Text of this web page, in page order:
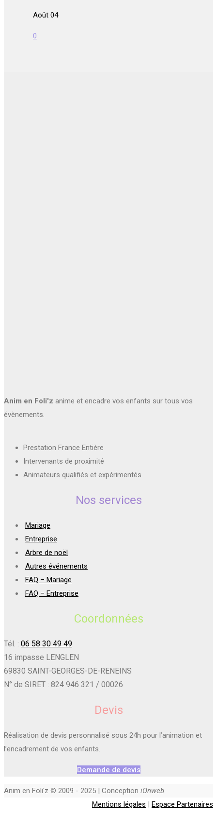
Août 04
0
Anim en Foli'z anime et encadre vos enfants sur tous vos
évènements.
Prestation France Entière
Intervenants de proximité
Animateurs qualifiés et expérimentés
Nos services
Mariage
Entreprise
Arbre de noël
Autres événements
FAQ – Mariage
FAQ – Entreprise
Coordonnées
Tél. : 06 58 30 49 49
16 impasse LENGLEN
69830 SAINT-GEORGES-DE-RENEINS
N° de SIRET : 824 946 321 / 00026
Devis
Réalisation de devis personnalisé sous 24h pour l’animation et
l’encadrement de vos enfants.
Demande de devis
Anim en Foli'z © 2009 - 2025 | Conception iOnweb
Mentions légales | Espace Partenaires